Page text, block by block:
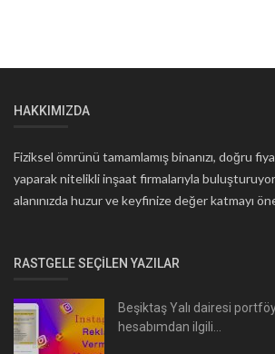
HAKKIMIZDA
Fiziksel ömrünü tamamlamış binanızı, doğru
yaparak nitelikli inşaat firmalarıyla
alanınızda huzur ve keyfinize değer katmayı
RASTGELE SEÇILEN YAZILAR
Beşiktaş Yalı dairesi
hesabımdan ilgili...